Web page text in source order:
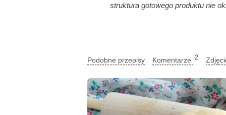
struktura gotowego produktu nie
Podobne przepisy Komentarze 2